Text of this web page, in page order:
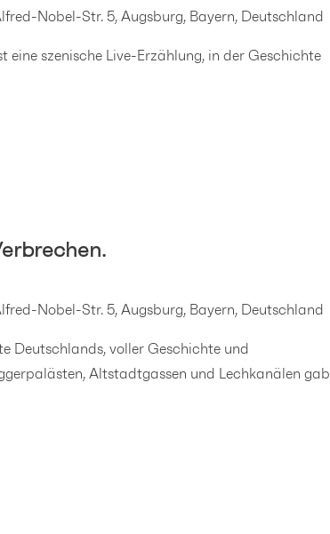
Nobel-Str. 5, Augsburg, Bayern, Deutschland
eine szenische Live-Erzählung, in der Geschichte
Nobel-Str. 5, Augsburg, Bayern, Deutschland
Deutschlands, voller Geschichte und
Altstadtgassen und Lechkanälen gab